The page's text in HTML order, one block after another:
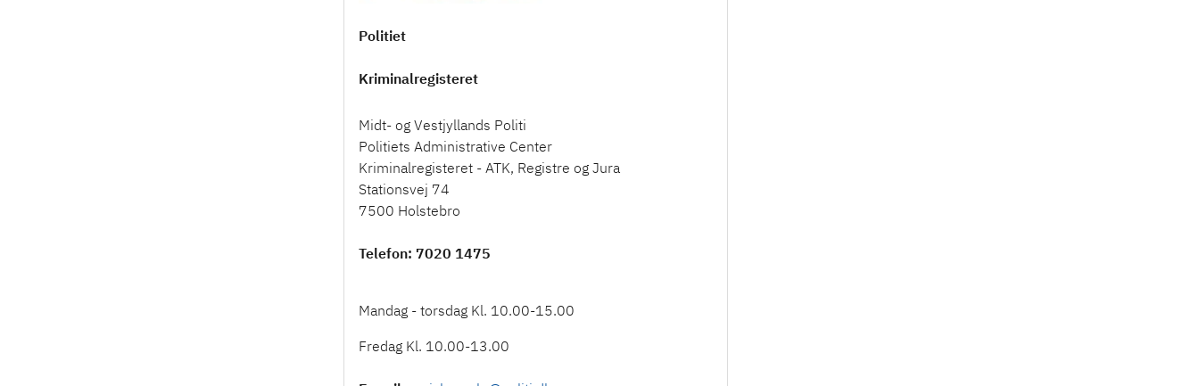
Politiet
Kriminalregisteret
Midt- og Vestjyllands Politi
Politiets Administrative Center
Kriminalregisteret - ATK, Registre og Jura
Stationsvej 74
7500 Holstebro
Telefon: 7020 1475
Mandag - torsdag Kl. 10.00-15.00
Fredag Kl. 10.00-13.00